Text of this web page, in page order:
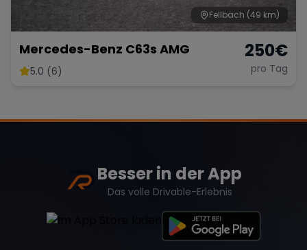
Fellbach (49 km)
Mercedes-Benz C63s AMG
5.0 (6)
250€
pro Tag
Besser in der App
Das volle Drivable-Erlebnis